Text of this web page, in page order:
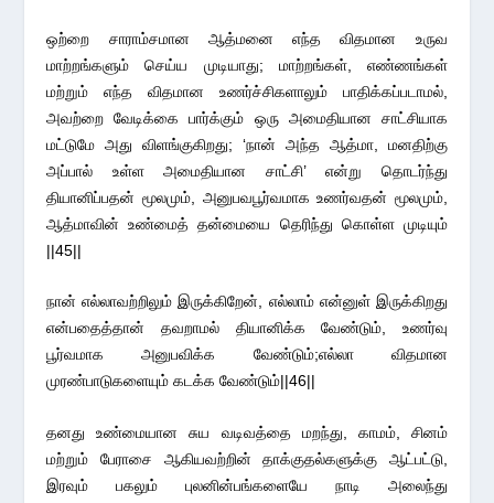
ஒற்றை சாராம்சமான ஆத்மனை எந்த விதமான உருவ
மாற்றங்களும் செய்ய முடியாது; மாற்றங்கள், எண்ணங்கள்
மற்றும் எந்த விதமான உணர்ச்சிகளாலும் பாதிக்கப்படாமல்,
அவற்றை வேடிக்கை பார்க்கும் ஒரு அமைதியான சாட்சியாக
மட்டுமே அது விளங்குகிறது; ‘நான் அந்த ஆத்மா, மனதிற்கு
அப்பால் உள்ள அமைதியான சாட்சி’ என்று தொடர்ந்து
தியானிப்பதன் மூலமும், அனுபவபூர்வமாக உணர்வதன் மூலமும்,
ஆத்மாவின் உண்மைத் தன்மையை தெரிந்து கொள்ள முடியும்
||45||
நான் எல்லாவற்றிலும் இருக்கிறேன், எல்லாம் என்னுள் இருக்கிறது
என்பதைத்தான் தவறாமல் தியானிக்க வேண்டும், உணர்வு
பூர்வமாக அனுபவிக்க வேண்டும்;எல்லா விதமான
முரண்பாடுகளையும் கடக்க வேண்டும்||46||
தனது உண்மையான சுய வடிவத்தை மறந்து, காமம், சினம்
மற்றும் பேராசை ஆகியவற்றின் தாக்குதல்களுக்கு ஆட்பட்டு,
இரவும் பகலும் புலனின்பங்களையே நாடி அலைந்து